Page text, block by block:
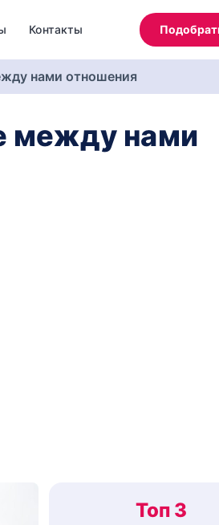
Контакты
нами отношения
между нами
Топ 3